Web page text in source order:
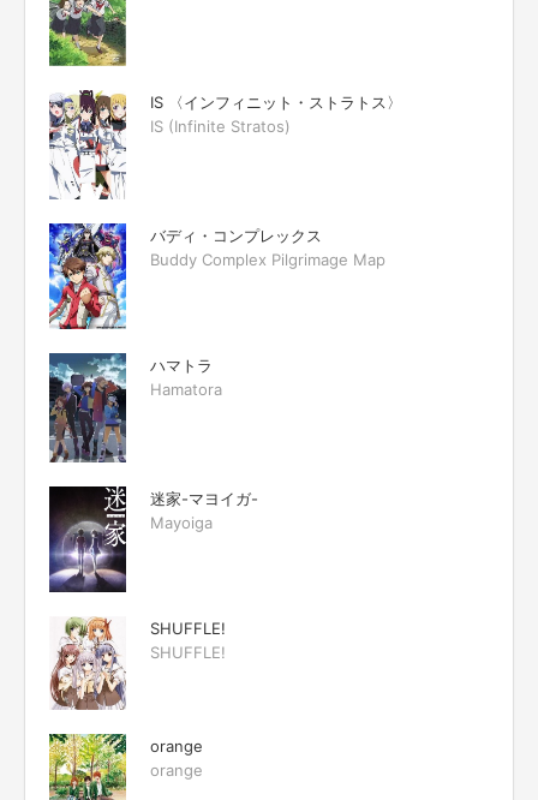
IS 〈インフィニット・ストラトス〉
IS (Infinite Stratos)
バディ・コンプレックス
Buddy Complex Pilgrimage Map
ハマトラ
Hamatora
迷家-マヨイガ-
Mayoiga
SHUFFLE!
SHUFFLE!
orange
orange